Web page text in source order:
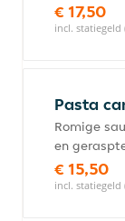
€ 17,50
incl. statiegeld
Pasta
Romige
en
€ 15,50
incl. statiegeld